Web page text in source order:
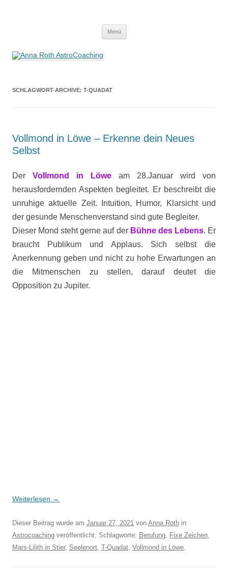
Menü
SCHLAGWORT-ARCHIVE: T-QUADAT
Vollmond in Löwe – Erkenne dein Neues
Selbst
Der Vollmond in Löwe am 28.Januar wird von
herausfordernden Aspekten begleitet. Er beschreibt die
unruhige aktuelle Zeit. Intuition, Humor, Klarsicht und
der gesunde Menschenverstand sind gute Begleiter.
Dieser Mond steht gerne auf der Bühne des Lebens. Er
braucht Publikum und Applaus. Sich selbst die
Anerkennung geben und nicht zu hohe Erwartungen an
die Mitmenschen zu stellen, darauf deutet die
Opposition zu Jupiter.
Weiterlesen →
Dieser Beitrag wurde am Januar 27, 2021 von Anna Roth in
Astrocoaching veröffentlicht. Schlagworte: Berufung, Fixe Zeichen,
Mars-Lilith in Stier, Seelenort, T-Quadat, Vollmond in Löwe.